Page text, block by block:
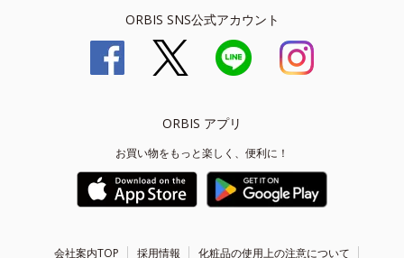
ORBIS SNS公式アカウント
ORBIS アプリ
お買い物をもっと楽しく、便利に！
会社案内TOP 採用情報 化粧品の使用上の注意について